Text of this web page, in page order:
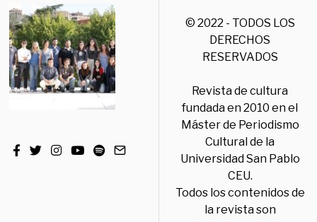
© 2022 - TODOS LOS
DERECHOS
RESERVADOS
Revista de cultura
fundada en 2010 en el
Máster de Periodismo
Cultural de la
Universidad San Pablo
CEU.
Todos los contenidos de
la revista son